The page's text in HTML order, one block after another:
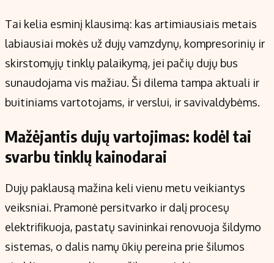
Tai kelia esminį klausimą: kas artimiausiais metais
labiausiai mokės už dujų vamzdynų, kompresorinių ir
skirstomųjų tinklų palaikymą, jei pačių dujų bus
sunaudojama vis mažiau. Ši dilema tampa aktuali ir
buitiniams vartotojams, ir verslui, ir savivaldybėms.
Mažėjantis dujų vartojimas: kodėl tai
svarbu tinklų kainodarai
Dujų paklausą mažina keli vienu metu veikiantys
veiksniai. Pramonė persitvarko ir dalį procesų
elektrifikuoja, pastatų savininkai renovuoja šildymo
sistemas, o dalis namų ūkių pereina prie šilumos